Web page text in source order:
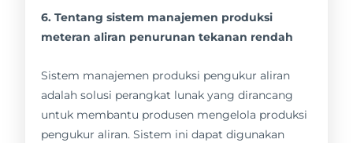
6. Tentang sistem manajemen produksi
meteran aliran penurunan tekanan rendah
Sistem manajemen produksi pengukur aliran
adalah solusi perangkat lunak yang dirancang
untuk membantu produsen mengelola produksi
pengukur aliran. Sistem ini dapat digunakan